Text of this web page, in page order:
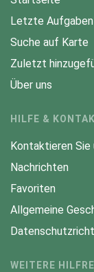
Letzte Aufgaben
Suche auf Karte
Zuletzt
Über uns
HILFE &
Kontaktieren Sie
Nachrichten
Favoriten
Allgemeine
WEITERE